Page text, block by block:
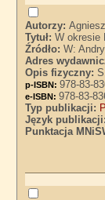
Autorzy:
Tytuł:W okresie
Źródło:W:
Adres
Opis fizyczny:
p-ISBN:978-83-
e-ISBN:978-83-
Typ publikacji:
Język publikacji:
Punktacja